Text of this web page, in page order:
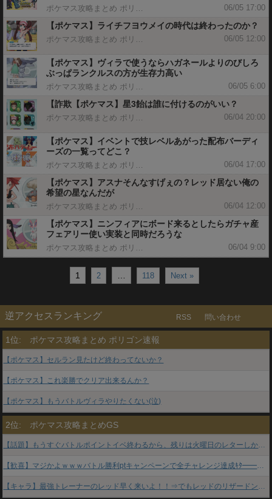
06/05 17:00
ポケマス攻略まとめ ポリゴン速報
【ポケマス】ライチフヨウメイの時代は終わったのか？
06/05 12:00
ポケマス攻略まとめ ポリゴン速報
【ポケマス】ヴィラで使うならハガネールよりのびしろ
ぶっぱランクルスの方が生存力高い
06/05 6:00
ポケマス攻略まとめ ポリゴン速報
【詐欺【ポケマス】星3飴は誰に付けるのがいい？
06/04 20:00
ポケマス攻略まとめ ポリゴン速報
【ポケマス】イベントで技レベルあがった配布バーディ
ーズの一覧ってどこ？
06/04 17:00
ポケマス攻略まとめ ポリゴン速報
【ポケマス】アスナそんなすげぇの？レッド居ない俺の
希望の星なんだが
06/04 12:00
ポケマス攻略まとめ ポリゴン速報
【ポケマス】ニンフィアにボード来るとしたらガチャ産
フェアリー使い実装と同時だろうな
06/04 9:00
ポケマス攻略まとめ ポリゴン速報
1 2 118 Next »
逆アクセスランキング RSS 問い合わせ
1位: ポケマス攻略まとめ ポリゴン速報
【ポケマス】セルラン見たけど終わってないか？
【ポケマス】これ楽勝でクリア出来るんか？
【ポケマス】もうバトルヴィラやりたくない(泣)
2位: ポケマス攻略まとめGS
【話題】もうすぐバトルポイントイベ終わるから、残りは火曜日のレターしか楽しみが無いな⇒果たしてどうなるのか…？
【歓喜】マジかよｗｗｗバトル勝利ptキャンペーンで全チャレンジ達成ｷﾀ━━━━(ﾟ∀ﾟ)━━━━!!
【キャラ】最強トレーナーのレッド早く来いよ！！⇒でもレッドのリザードンとか〇〇だし、来ちゃったらあのキャラ参加出来なくない？ｗｗｗ